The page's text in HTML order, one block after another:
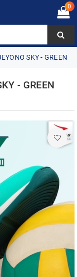
0
SKY - GREEN
- GREEN